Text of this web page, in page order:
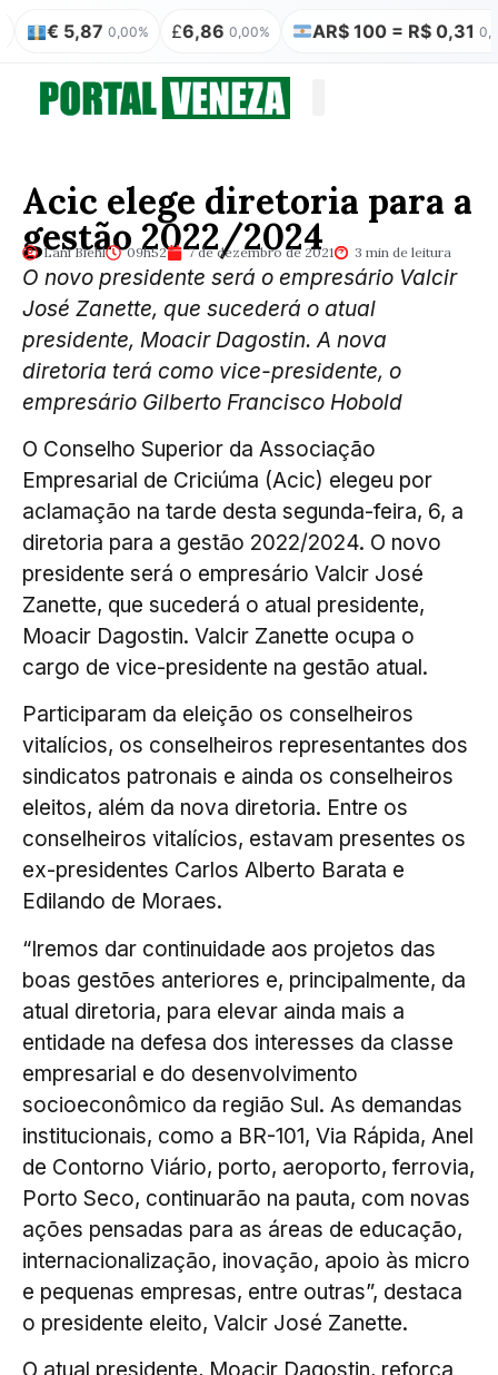
5,87 0,00% £6,86 0,00% AR$ 100 = R$ 0,31 0,00%
Acic elege diretoria para a
gestão 2022/2024
Lani Biehl 09h52 7 de dezembro de 2021 3 min de leitura
O novo presidente será o empresário Valcir
José Zanette, que sucederá o atual
presidente, Moacir Dagostin. A nova
diretoria terá como vice-presidente, o
empresário Gilberto Francisco Hobold
O Conselho Superior da Associação
Empresarial de Criciúma (Acic) elegeu por
aclamação na tarde desta segunda-feira, 6, a
diretoria para a gestão 2022/2024. O novo
presidente será o empresário Valcir José
Zanette, que sucederá o atual presidente,
Moacir Dagostin. Valcir Zanette ocupa o
cargo de vice-presidente na gestão atual.
Participaram da eleição os conselheiros
vitalícios, os conselheiros representantes dos
sindicatos patronais e ainda os conselheiros
eleitos, além da nova diretoria. Entre os
conselheiros vitalícios, estavam presentes os
ex-presidentes Carlos Alberto Barata e
Edilando de Moraes.
“Iremos dar continuidade aos projetos das
boas gestões anteriores e, principalmente, da
atual diretoria, para elevar ainda mais a
entidade na defesa dos interesses da classe
empresarial e do desenvolvimento
socioeconômico da região Sul. As demandas
institucionais, como a BR-101, Via Rápida, Anel
de Contorno Viário, porto, aeroporto, ferrovia,
Porto Seco, continuarão na pauta, com novas
ações pensadas para as áreas de educação,
internacionalização, inovação, apoio às micro
e pequenas empresas, entre outras”, destaca
o presidente eleito, Valcir José Zanette.